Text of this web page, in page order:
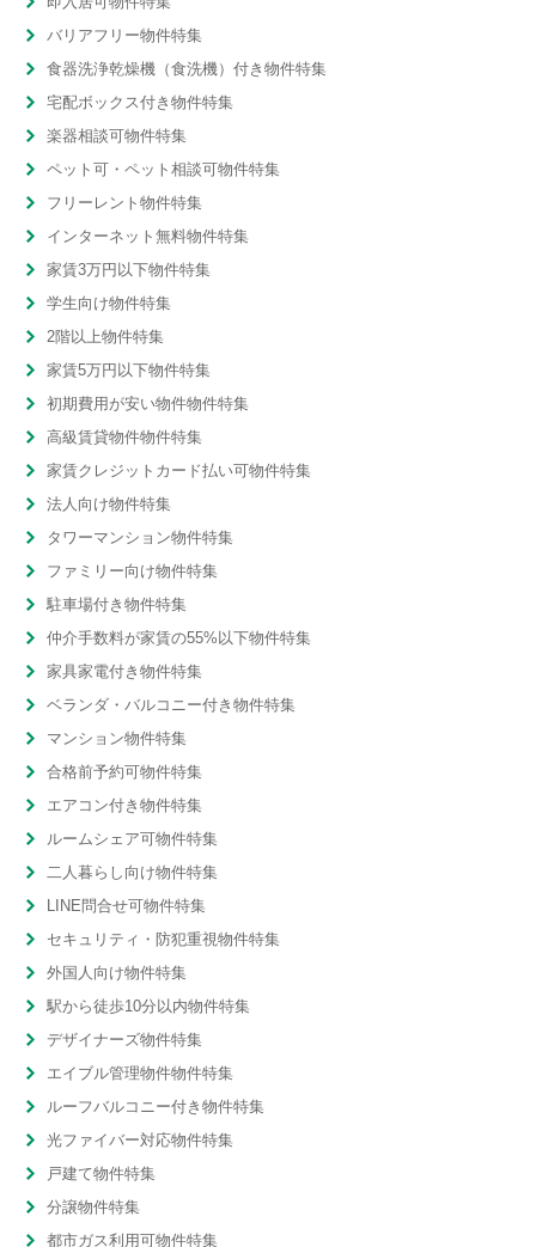
バリアフリー物件特集
食器洗浄乾燥機（食洗機）付き物件特集
宅配ボックス付き物件特集
楽器相談可物件特集
ペット可・ペット相談可物件特集
フリーレント物件特集
インターネット無料物件特集
家賃3万円以下物件特集
学生向け物件特集
2階以上物件特集
家賃5万円以下物件特集
初期費用が安い物件物件特集
高級賃貸物件物件特集
家賃クレジットカード払い可物件特集
法人向け物件特集
タワーマンション物件特集
ファミリー向け物件特集
駐車場付き物件特集
仲介手数料が家賃の55%以下物件特集
家具家電付き物件特集
ベランダ・バルコニー付き物件特集
マンション物件特集
合格前予約可物件特集
エアコン付き物件特集
ルームシェア可物件特集
二人暮らし向け物件特集
LINE問合せ可物件特集
セキュリティ・防犯重視物件特集
外国人向け物件特集
駅から徒歩10分以内物件特集
デザイナーズ物件特集
エイブル管理物件物件特集
ルーフバルコニー付き物件特集
光ファイバー対応物件特集
戸建て物件特集
分譲物件特集
都市ガス利用可物件特集